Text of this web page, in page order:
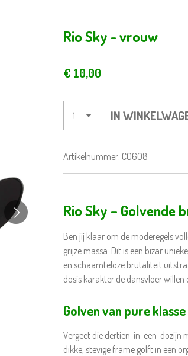
Rio Sky - vrouw
€ 10,00
IN
Artikelnummer: C0608
Rio Sky –
Ben jij klaar om de moderegels
grijze massa. Dit is een bizar
en schaamteloze brutaliteit
dosis karakter de dansvloer
Golven van pure klasse
Vergeet die dertien-in-een-dozijn
dikke, stevige frame golft in een